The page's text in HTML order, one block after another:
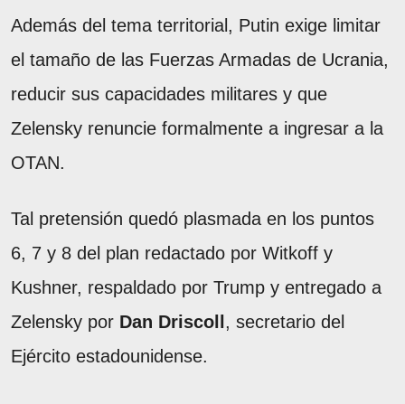
Además del tema territorial, Putin exige limitar
el tamaño de las Fuerzas Armadas de Ucrania,
reducir sus capacidades militares y que
Zelensky renuncie formalmente a ingresar a la
OTAN.
Tal pretensión quedó plasmada en los puntos
6, 7 y 8 del plan redactado por Witkoff y
Kushner, respaldado por Trump y entregado a
Zelensky por Dan Driscoll , secretario del
Ejército estadounidense.